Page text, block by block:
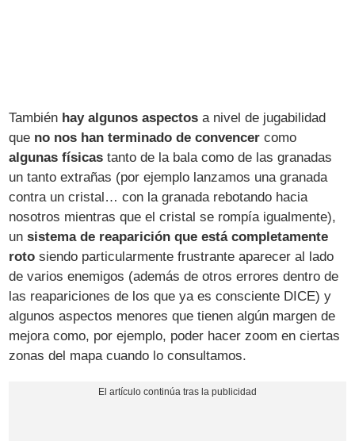
También hay algunos aspectos a nivel de jugabilidad
que no nos han terminado de convencer como
algunas físicas tanto de la bala como de las granadas
un tanto extrañas (por ejemplo lanzamos una granada
contra un cristal… con la granada rebotando hacia
nosotros mientras que el cristal se rompía igualmente),
unsistema de reaparición que está completamente
roto siendo particularmente frustrante aparecer al lado
de varios enemigos (además de otros errores dentro de
las reapariciones de los que ya es consciente DICE) y
algunos aspectos menores que tienen algún margen de
mejora como, por ejemplo, poder hacer zoom en ciertas
zonas del mapa cuando lo consultamos.